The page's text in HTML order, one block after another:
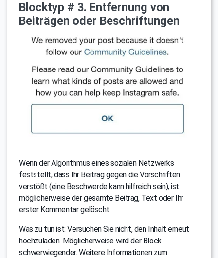
Blocktyp # 3. Entfernung von
Beiträgen oder Beschriftungen
Wenn der Algorithmus eines sozialen Netzwerks
feststellt, dass Ihr Beitrag gegen die Vorschriften
verstößt (eine Beschwerde kann hilfreich sein), ist
möglicherweise der gesamte Beitrag, Text oder Ihr
erster Kommentar gelöscht.
Was zu tun ist: Versuchen Sie nicht, den Inhalt erneut
hochzuladen. Möglicherweise wird der Block
schwerwiegender. Weitere Informationen zum